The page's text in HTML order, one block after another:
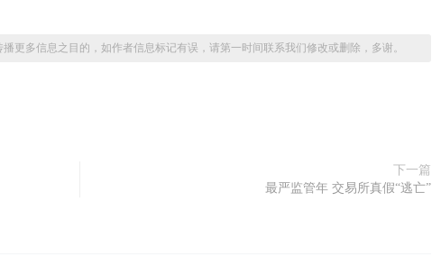
更多信息之目的，如作者信息标记有误，请第一时间联系我们修改或删除，多谢。
下一篇
最严监管年 交易所真假“逃亡”